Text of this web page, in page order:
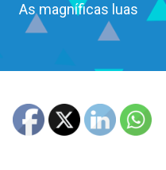
As magníficas luas